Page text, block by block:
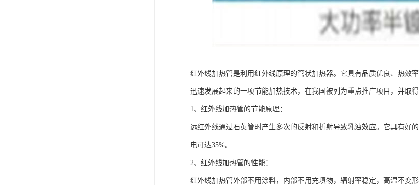
红外线加热管是利用红外线原理的管状加热器。它具有品质优良、热效
迅速发展起来的一项节能加热技术，在我国被列为重点推广项目，并取得
1、红外线加热管的节能原理：
远红外线通过石英管时产生多次的反射和折射导致乳浊效应。它具有好
电可达35%。
2、红外线加热管的性能：
红外线加热管外部不用涂料，内部不用充填物，辐射率稳定，高温不变